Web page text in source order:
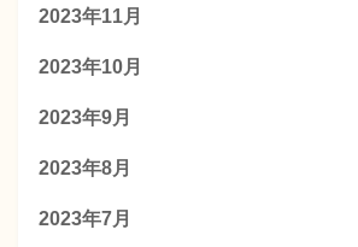
2023年11月
2023年10月
2023年9月
2023年8月
2023年7月